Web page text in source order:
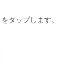
タップします。